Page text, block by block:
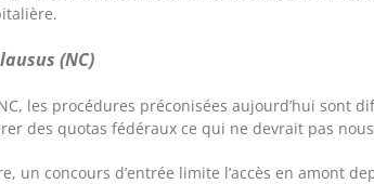
(NC)
les procédures préconisées aujourd’hui sont
des quotas fédéraux ce qui ne devrait pas
un concours d’entrée limite l’accès en amont